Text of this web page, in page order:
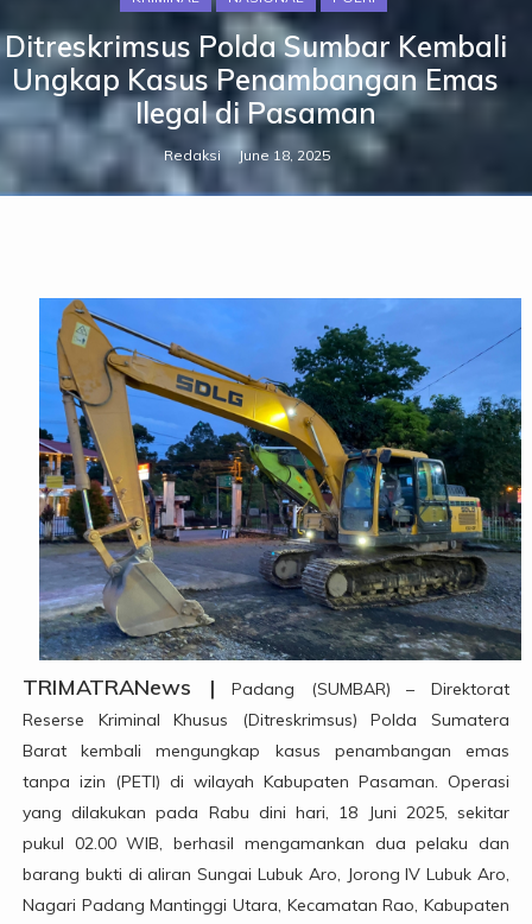
Ditreskrimsus Polda Sumbar Kembali
Ungkap Kasus Penambangan Emas
Ilegal di Pasaman
Redaksi June 18, 2025
TRIMATRANews |Padang (SUMBAR) – Direktorat
Reserse Kriminal Khusus (Ditreskrimsus) Polda Sumatera
Barat kembali mengungkap kasus penambangan emas
tanpa izin (PETI) di wilayah Kabupaten Pasaman. Operasi
yang dilakukan pada Rabu dini hari, 18 Juni 2025, sekitar
pukul 02.00 WIB, berhasil mengamankan dua pelaku dan
barang bukti di aliran Sungai Lubuk Aro, Jorong IV Lubuk Aro,
Nagari Padang Mantinggi Utara, Kecamatan Rao, Kabupaten